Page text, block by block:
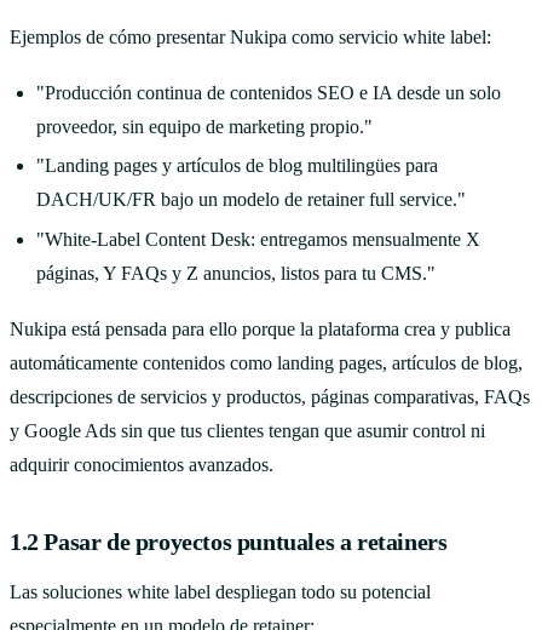
Ejemplos de cómo presentar Nukipa como servicio white label:
"Producción continua de contenidos SEO e IA desde un solo
proveedor, sin equipo de marketing propio."
"Landing pages y artículos de blog multilingües para
DACH/UK/FR bajo un modelo de retainer full service."
"White-Label Content Desk: entregamos mensualmente X
páginas, Y FAQs y Z anuncios, listos para tu CMS."
Nukipa está pensada para ello porque la plataforma crea y publica
automáticamente contenidos como landing pages, artículos de blog,
descripciones de servicios y productos, páginas comparativas, FAQs
y Google Ads sin que tus clientes tengan que asumir control ni
adquirir conocimientos avanzados.
1.2 Pasar de proyectos puntuales a retainers
Las soluciones white label despliegan todo su potencial
especialmente en un modelo de retainer: